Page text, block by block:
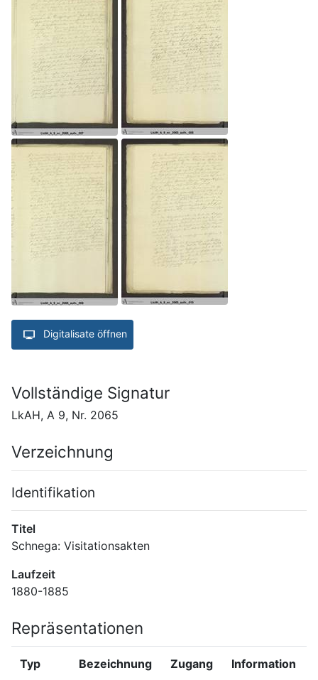
Digitalisate öffnen
Vollständige Signatur
LkAH, A 9, Nr. 2065
Verzeichnung
Identifikation
Titel
Schnega: Visitationsakten
Laufzeit
1880-1885
Repräsentationen
Typ Bezeichnung Zugang Information